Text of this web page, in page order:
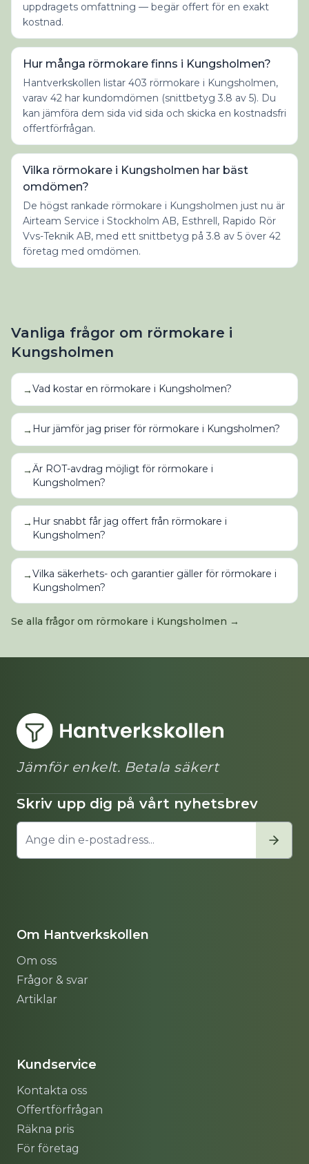
uppdragets omfattning — begär offert för en exakt
kostnad.
Hur många rörmokare finns i Kungsholmen?
Hantverkskollen listar 403 rörmokare i Kungsholmen,
varav 42 har kundomdömen (snittbetyg 3.8 av 5). Du
kan jämföra dem sida vid sida och skicka en kostnadsfri
offertförfrågan.
Vilka rörmokare i Kungsholmen har bäst
omdömen?
De högst rankade rörmokare i Kungsholmen just nu är
Airteam Service i Stockholm AB, Esthrell, Rapido Rör
Vvs-Teknik AB, med ett snittbetyg på 3.8 av 5 över 42
företag med omdömen.
Vanliga frågor om rörmokare i
Kungsholmen
→Vad kostar en rörmokare i Kungsholmen?
→ Hur jämför jag priser för rörmokare i Kungsholmen?
→Är ROT-avdrag möjligt för rörmokare i
Kungsholmen?
→ Hur snabbt får jag offert från rörmokare i
Kungsholmen?
→Vilka säkerhets- och garantier gäller för rörmokare i
Kungsholmen?
Se alla frågor om rörmokare i Kungsholmen →
Jämför enkelt. Betala säkert
Skriv upp dig på vårt nyhetsbrev
Om Hantverkskollen
Om oss
Frågor & svar
Artiklar
Kundservice
Kontakta oss
Offertförfrågan
Räkna pris
För företag